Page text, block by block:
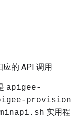
应的 API 调用
apigee-
provision
实用程